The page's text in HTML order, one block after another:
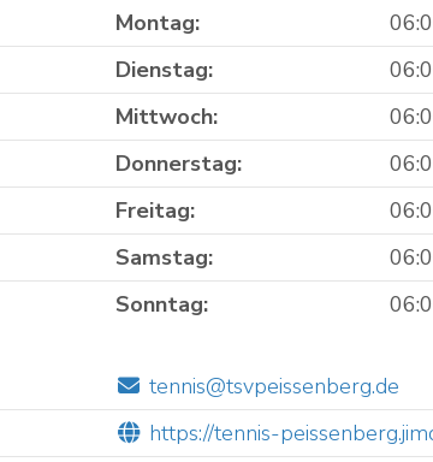
Montag:
Dienstag:
Mittwoch:
Donnerstag:
Freitag:
Samstag:
Sonntag:
tennis@tsvpeissenberg.de
https://tennis-